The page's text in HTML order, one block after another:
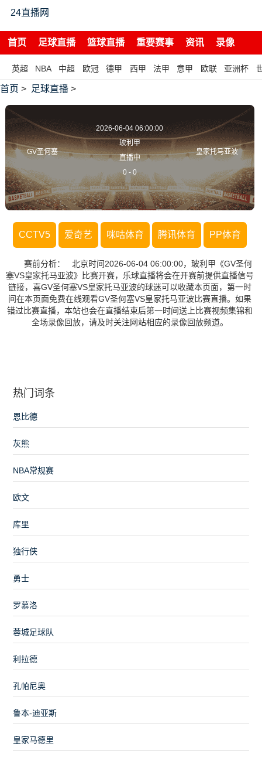
24直播网
首页 足球直播 篮球直播 重要赛事 资讯 录像
英超 NBA 中超 欧冠 德甲 西甲 法甲 意甲 欧联 亚洲杯
首页 > 足球直播 >
GV圣何塞
2026-06-04 06:00:00
玻利甲
直播中
0 - 0
皇家托马亚波
CCTV5 爱奇艺 咪咕体育 腾讯体育 PP体育
赛前分析： 北京时间2026-06-04 06:00:00，玻利甲《GV圣何
塞VS皇家托马亚波》比赛开赛，乐球直播将会在开赛前提供直播信号
链接，喜GV圣何塞VS皇家托马亚波的球迷可以收藏本页面，第一时
间在本页面免费在线观看GV圣何塞VS皇家托马亚波比赛直播。如果
错过比赛直播，本站也会在直播结束后第一时间送上比赛视频集锦和
全场录像回放，请及时关注网站相应的录像回放频道。
热门词条
恩比德
灰熊
NBA常规赛
欧文
库里
独行侠
勇士
罗慕洛
蓉城足球队
利拉德
孔帕尼奥
鲁本-迪亚斯
皇家马德里